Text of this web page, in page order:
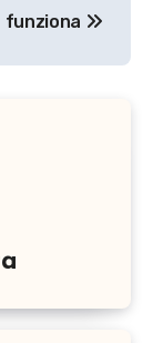
funziona